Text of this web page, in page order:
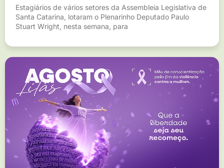
Estagiários de vários setores da Assembleia Legislativa de
Santa Catarina, lotaram o Plenarinho Deputado Paulo
Stuart Wright, nesta semana, para